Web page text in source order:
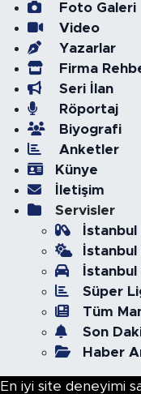
Foto Galeri
Video
Yazarlar
Firma
Seri İlan
Röportaj
Biyografi
Anketler
Künye
İletişim
Servisler
Süper
Tüm
Son
Haber
En iyi site deneyimi